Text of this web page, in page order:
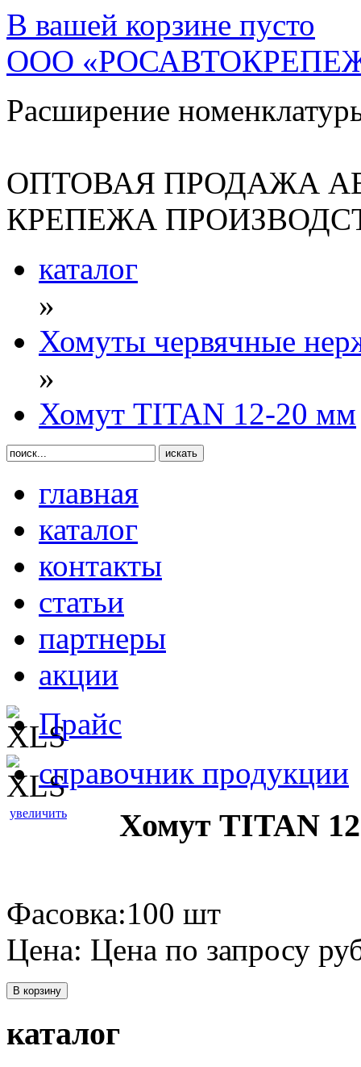
В вашей корзине пусто
ООО
Расширение
ОПТОВАЯ ПРОДАЖА
КРЕПЕЖА
каталог
»
Хомуты червячные
»
Хомут TITAN 12-20 мм
главная
каталог
контакты
статьи
партнеры
акции
Прайс
справочник продукции
увеличить Хомут TITAN
Фасовка:100 шт
Цена: Цена по запросу
В корзину
каталог